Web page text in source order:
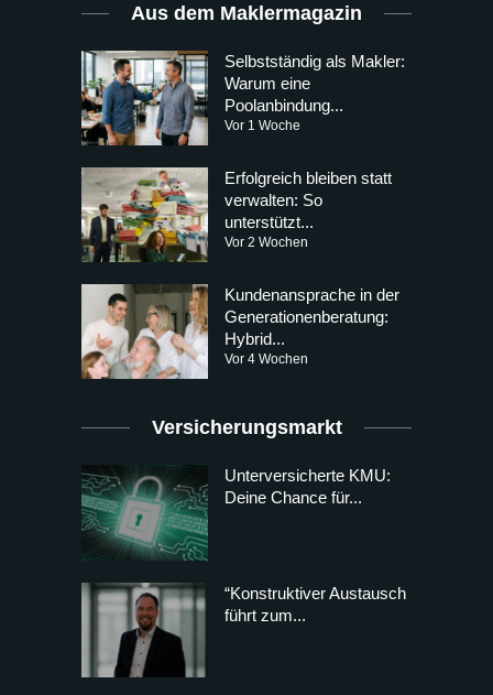
Aus dem Maklermagazin
Selbstständig als Makler:
Warum eine
Poolanbindung...
Vor 1 Woche
Erfolgreich bleiben statt
verwalten: So
unterstützt...
Vor 2 Wochen
Kundenansprache in der
Generationenberatung:
Hybrid...
Vor 4 Wochen
Versicherungsmarkt
Unterversicherte KMU:
Deine Chance für...
“Konstruktiver Austausch
führt zum...